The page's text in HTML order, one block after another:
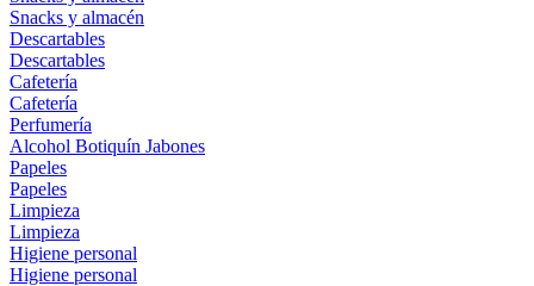
Snacks y almacén
Descartables
Descartables
Cafetería
Cafetería
Perfumería
Alcohol Botiquín Jabones
Papeles
Papeles
Limpieza
Limpieza
Higiene personal
Higiene personal